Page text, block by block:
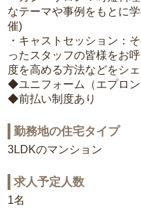
なテーマや事例をもとに
催)
・キャストセッション：
ったスタッフの皆様をお
度を高める方法などをシ
◆ユニフォーム（エプロ
◆前払い制度あり
勤務地の住宅タイプ
3LDKのマンション
求人予定人数
1名